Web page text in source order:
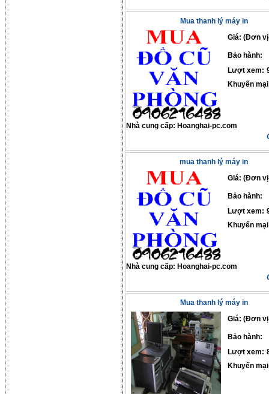
Mua thanh lý máy in
Giá: (Đơn
Bảo hành:
Lượt xem:
Khuyến
Nhà cung cấp: Hoanghai-pc.com
mua thanh lý máy in
Giá: (Đơn
Bảo hành:
Lượt xem:
Khuyến
Nhà cung cấp: Hoanghai-pc.com
Mua thanh lý máy in
Giá: (Đơn
Bảo hành:
Lượt xem:
Khuyến